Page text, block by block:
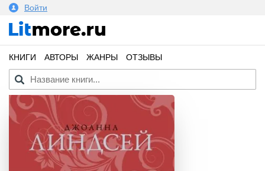
Войти
КНИГИ АВТОРЫ ЖАНРЫ ОТЗЫВЫ